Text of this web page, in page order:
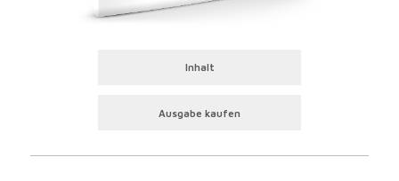
Inhalt
Ausgabe kaufen